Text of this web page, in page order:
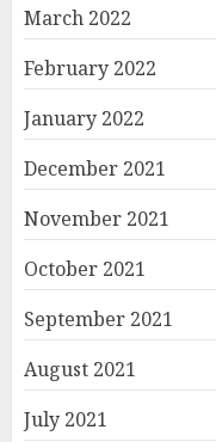
March 2022
February 2022
January 2022
December 2021
November 2021
October 2021
September 2021
August 2021
July 2021